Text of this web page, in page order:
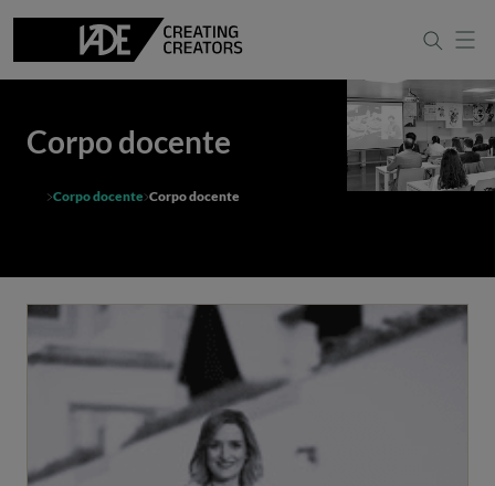
Corpo docente
Corpo docente Corpo docente